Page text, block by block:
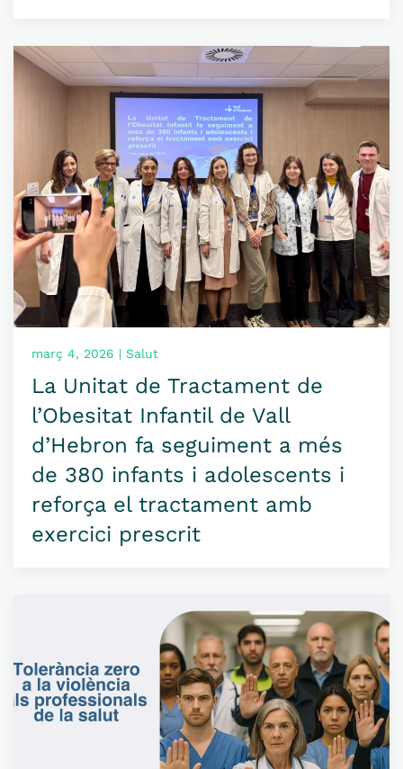
març 4, 2026 | Salut
La Unitat de Tractament de
l’Obesitat Infantil de Vall
d’Hebron fa seguiment a més
de 380 infants i adolescents i
reforça el tractament amb
exercici prescrit